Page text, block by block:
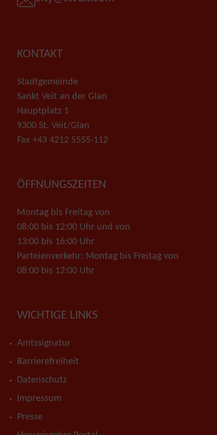
KONTAKT
Stadtgemeinde
Sankt Veit an der Glan
Hauptplatz 1
9300 St. Veit/Glan
Fax +43 4212 5555-112
ÖFFNUNGSZEITEN
Montag bis Freitag von
08:00 bis 12:00 Uhr und von
13:00 bis 16:00 Uhr
Parteienverkehr: Montag bis Freitag von
08:00 bis 12:00 Uhr
WICHTIGE LINKS
Amtssignatur
Barrierefreiheit
Datenschutz
Impressum
Presse